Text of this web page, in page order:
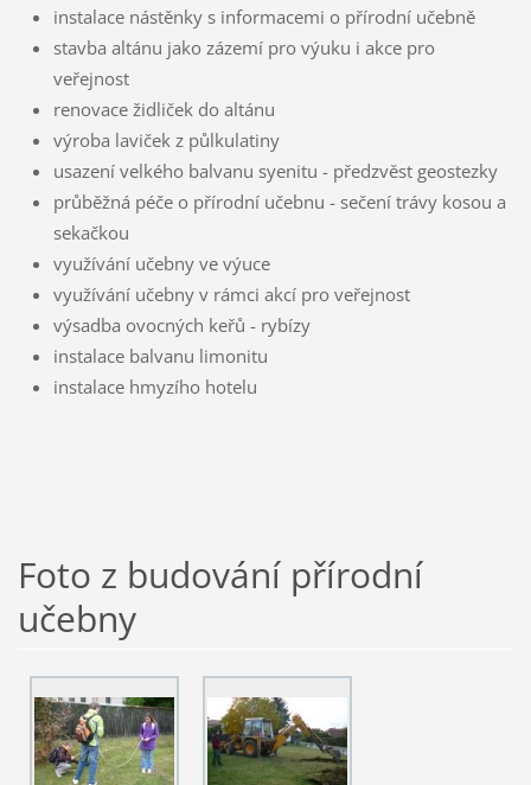
instalace nástěnky s informacemi o přírodní učebně
stavba altánu jako zázemí pro výuku i akce pro
veřejnost
renovace židliček do altánu
výroba laviček z půlkulatiny
usazení velkého balvanu syenitu - předzvěst geostezky
průběžná péče o přírodní učebnu - sečení trávy kosou a
sekačkou
využívání učebny ve výuce
využívání učebny v rámci akcí pro veřejnost
výsadba ovocných keřů - rybízy
instalace balvanu limonitu
instalace hmyzího hotelu
Foto z budování přírodní
učebny